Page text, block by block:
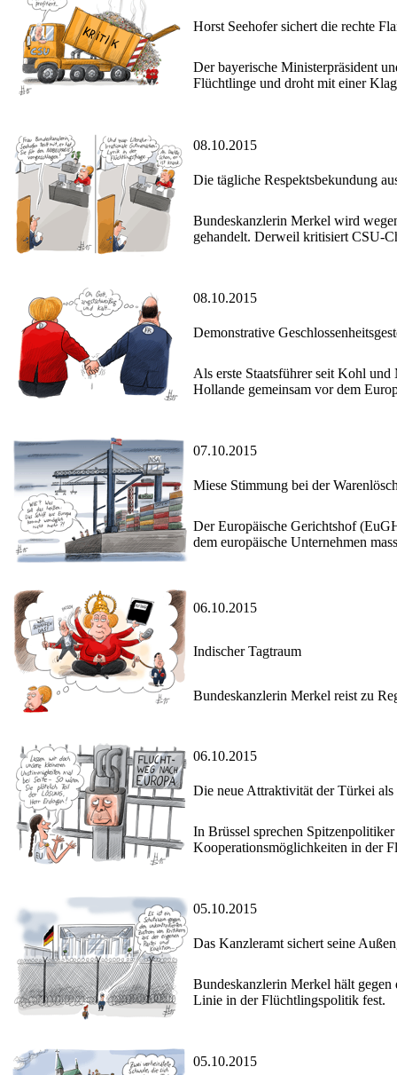
Horst Seehofer sichert die rechte
Der bayerische Ministerpräsident
Flüchtlinge und droht mit einer
08.10.2015
Die tägliche Respektsbekundung
Bundeskanzlerin Merkel wird
gehandelt. Derweil kritisiert CSU-
08.10.2015
Demonstrative
Als erste Staatsführer seit Kohl
Hollande gemeinsam vor dem
07.10.2015
Miese Stimmung bei der
Der Europäische Gerichtshof
dem europäische Unternehmen
06.10.2015
Indischer Tagtraum
Bundeskanzlerin Merkel reist zu
06.10.2015
Die neue Attraktivität der Türkei als
In Brüssel sprechen
Kooperationsmöglichkeiten in der
05.10.2015
Das Kanzleramt sichert seine
Bundeskanzlerin Merkel hält
Linie in der Flüchtlingspolitik fest.
05.10.2015